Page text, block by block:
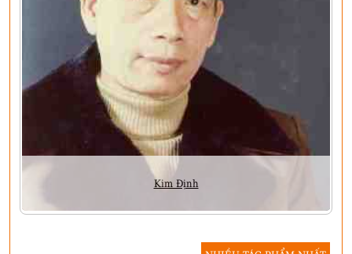
Kim Định